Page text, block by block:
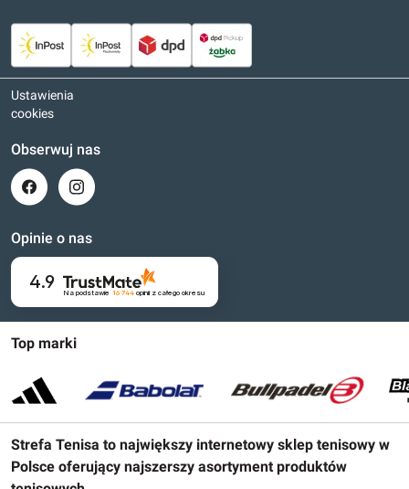
Top marki
Strefa Tenisa to największy internetowy sklep tenisowy w
Polsce oferujący najszerszy asortyment produktów
Ustawienia
cookies
Obserwuj nas
Opinie o nas
4.9
Na podstawie 16 744opinii z całego okresu